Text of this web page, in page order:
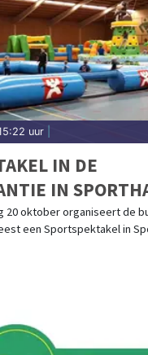
uur
IN DE
IN
20 oktober organiseert de
een Sportspektakel in